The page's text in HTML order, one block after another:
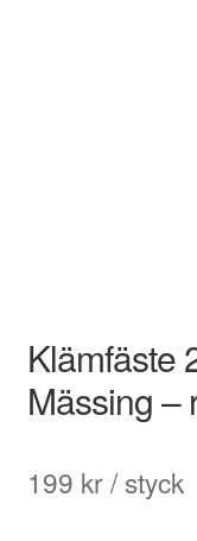
Klämfäste
Mässing –
199 kr/ styck